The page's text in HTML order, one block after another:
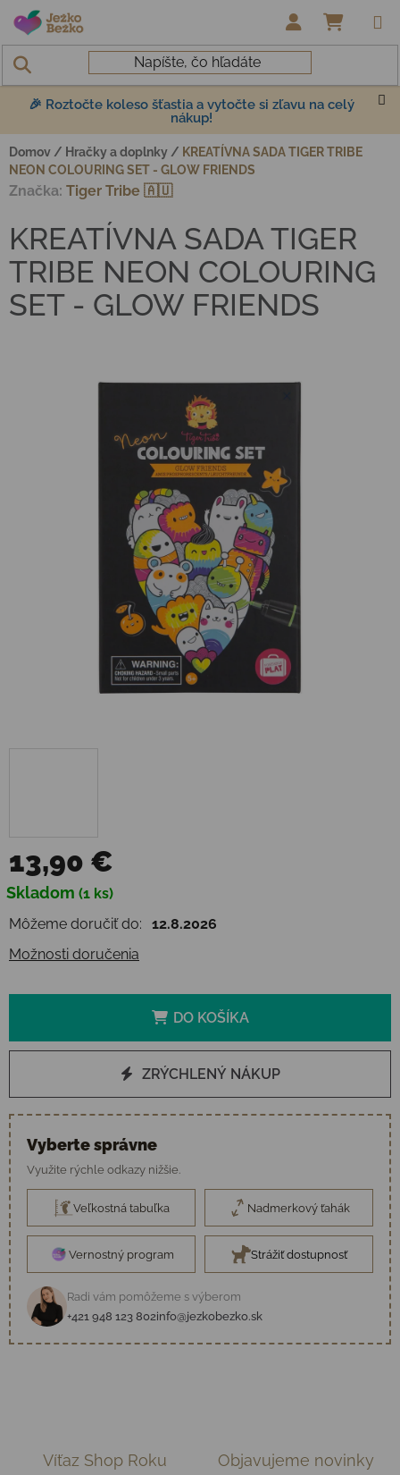
Prejsť na obsah
🎉 Roztočte koleso šťastia a vytočte si zľavu na celý
nákup!
Domov / Hračky a doplnky / KREATÍVNA SADA TIGER TRIBE
NEON COLOURING SET - GLOW FRIENDS
13,90 €
Jednotková cena:
Skladom (1 ks)
Môžeme doručiť do:
12.8.2026
Možnosti doručenia
DO KOŠÍKA
ZRÝCHLENÝ NÁKUP
Vyberte správne
Využite rýchle odkazy nižšie.
Veľkostná tabuľka Nadmerkový ťahák
Vernostný program Strážiť dostupnosť
Radi vám pomôžeme s výberom
+421 948 123 802info@jezkobezko.sk
KREATÍVNA SADA TIGER
TRIBE NEON COLOURING
SET - GLOW FRIENDS
Značka: Tiger Tribe 🇦🇺
Víťaz Shop Roku Objavujeme novinky